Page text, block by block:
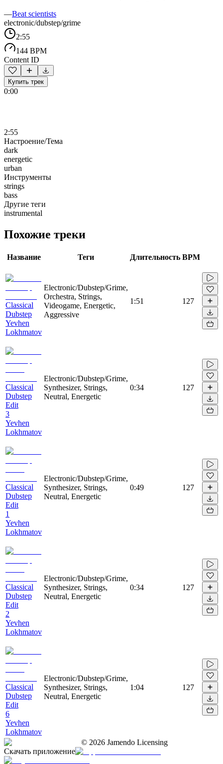
—Beat scientists
electronic/dubstep/grime
2:55
144 BPM
Content ID
Купить трек
0:00
2:55
Настроение/Тема
dark
energetic
urban
Инструменты
strings
bass
Другие теги
instrumental
Похожие треки
Название Теги Длительность BPM
Classical
Dubstep
Yevhen
Lokhmatov
Electronic/Dubstep/Grime,
Orchestra, Strings,
Videogame, Energetic,
Aggressive
1:51 127
Classical
Dubstep
Edit
3
Yevhen
Lokhmatov
Electronic/Dubstep/Grime,
Synthesizer, Strings,
Neutral, Energetic
0:34 127
Classical
Dubstep
Edit
1
Yevhen
Lokhmatov
Electronic/Dubstep/Grime,
Synthesizer, Strings,
Neutral, Energetic
0:49 127
Classical
Dubstep
Edit
2
Yevhen
Lokhmatov
Electronic/Dubstep/Grime,
Synthesizer, Strings,
Neutral, Energetic
0:34 127
Classical
Dubstep
Edit
6
Yevhen
Lokhmatov
Electronic/Dubstep/Grime,
Synthesizer, Strings,
Neutral, Energetic
1:04 127
© 2026 Jamendo Licensing
Скачать приложение